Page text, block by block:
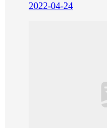
2022-04-24